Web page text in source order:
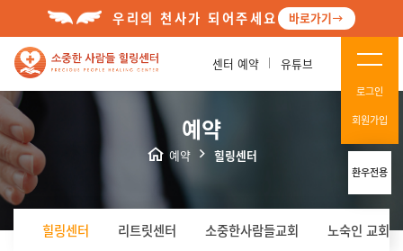
우리의 천사가 되어주세요 바로가기
센터 예약 유튜브
로그인
회원가입
환우전용
예약
예약 힐링센터
힐링센터 리트릿센터 소중한사람들교회 노숙인 교회(